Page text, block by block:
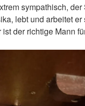
sympathisch, der
lebt und arbeitet
der richtige Mann